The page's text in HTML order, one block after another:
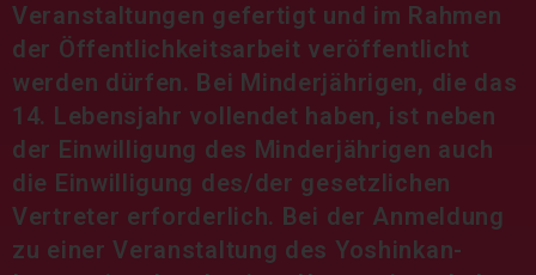
Veranstaltungen gefertigt und im Rahmen
der Öffentlichkeitsarbeit veröffentlicht
werden dürfen. Bei Minderjährigen, die das
14. Lebensjahr vollendet haben, ist neben
der Einwilligung des Minderjährigen auch
die Einwilligung des/der gesetzlichen
Vertreter erforderlich. Bei der Anmeldung
zu einer Veranstaltung des Yoshinkan-